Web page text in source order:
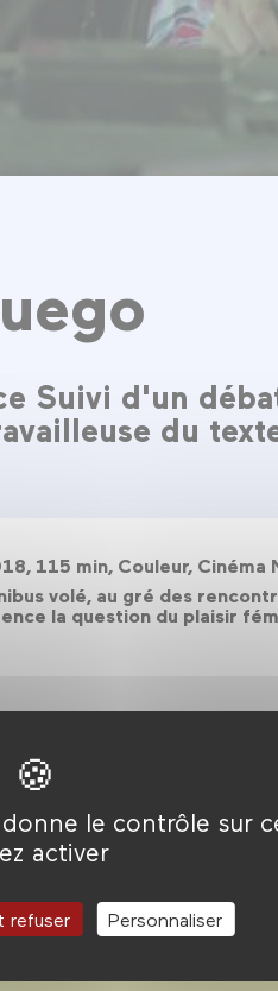
le contrôle sur
activer
refuser Personnaliser
Suivi d'un
du
115 min, Couleur, Cinéma
volé, au gré des
la question du plaisir